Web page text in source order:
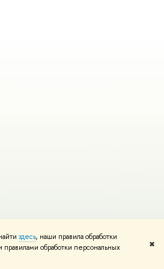
здесь, наши правила обработки
обработки персональных
✖
Редактору